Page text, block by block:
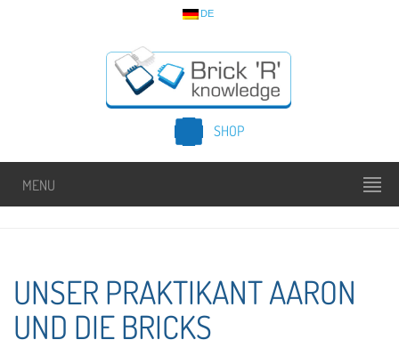
DE
SHOP
MENU
UNSER PRAKTIKANT AARON
UND DIE BRICKS